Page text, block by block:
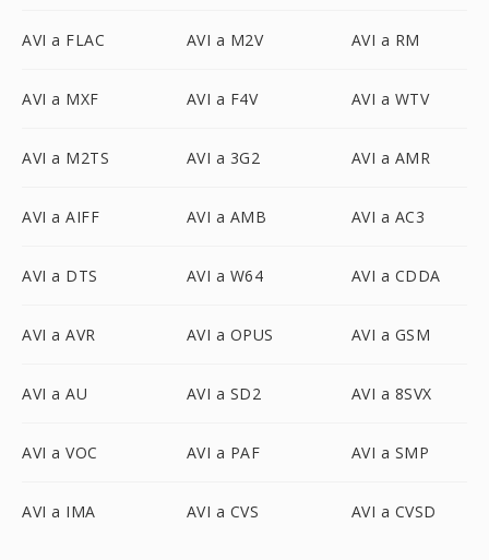
AVI a FLAC AVI a M2V AVI a RM
AVI a MXF AVI a F4V AVI a WTV
AVI a M2TS AVI a 3G2 AVI a AMR
AVI a AIFF AVI a AMB AVI a AC3
AVI a DTS AVI a W64 AVI a CDDA
AVI a AVR AVI a OPUS AVI a GSM
AVI a AU AVI a SD2 AVI a 8SVX
AVI a VOC AVI a PAF AVI a SMP
AVI a IMA AVI a CVS AVI a CVSD